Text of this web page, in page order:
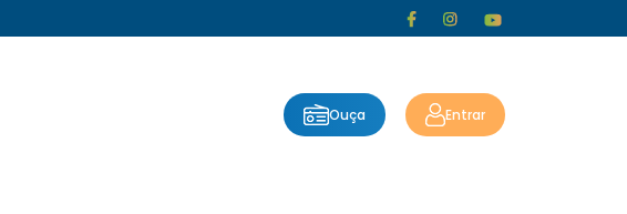
Ouça Entrar